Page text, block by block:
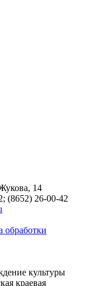
14
(8652) 26-00-42
обработки
культуры
краевая